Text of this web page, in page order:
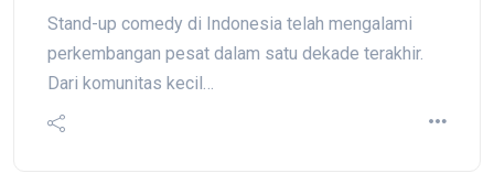
Stand-up comedy di Indonesia telah mengalami
perkembangan pesat dalam satu dekade terakhir.
Dari komunitas kecil…